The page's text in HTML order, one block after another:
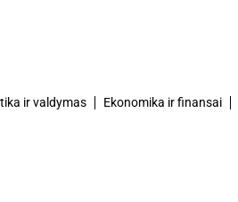
ir valdymas Ekonomika ir finansai